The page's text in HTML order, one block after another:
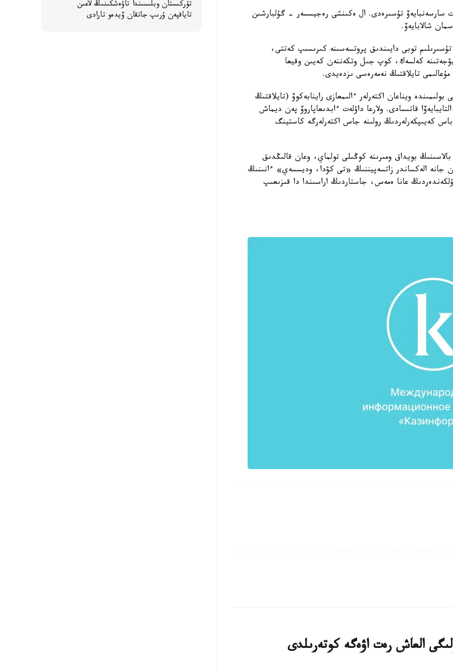
سارسەنبايەۆ تۇسىرەدى. ال ەكىنشى رەجيسسەر - گۇلبارشىن
شالابايەۆ.
توبى دايىندىق پروتسەسىنە كىرىسىپ كەتتى،
كەلسەك، كوپ جىل وتكەننەن كەيىن وقيعا
مۇعالىمى تايلاقتىڭ نەمەرەسى ىزدەيدى.
ويناعان اكتەرلەر ءالىمعازى راينابەكوۆ (تايلاقتىڭ
قاتىسادى. ولارعا داۋلەت ءابدىعاپاروۆ پەن ديماش
كەيىپكەرلەردىڭ رولىنە جاس اكتەرلەرگە كاستينگ
بويداق ومىرىنە كوڭىلى تولماي، وعان قالىڭدىق
جانە الەكساندر زاتسەپيننىڭ «تى كۋدا، وديسسەي» ءانىنىڭ
عانا ەمەس، جاستاردىڭ اراسىندا دا قىزىعىپ
العاش رەت اۋەگە كوتەرىلدى
تۇركىستان وبلىسىندا تاۋەشكىنىڭ لاعىن
تاياقپەن ۇرىپ جاتقان ۆيدەو تارادى